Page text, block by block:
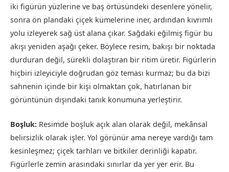
iki figürün yüzlerine ve baş örtüsündeki desenlere yönelir,
sonra ön plandaki çiçek kümelerine iner, ardından kıvrımlı
yolu izleyerek sağ üst alana çıkar. Sağdaki eğilmiş figür bu
akışı yeniden aşağı çeker. Böylece resim, bakışı bir noktada
durduran değil, sürekli dolaştıran bir ritim üretir. Figürlerin
hiçbiri izleyiciyle doğrudan göz teması kurmaz; bu da bizi
sahnenin içinde bir kişi olmaktan çok, hatırlanan bir
görüntünün dışındaki tanık konumuna yerleştirir.
Boşluk: Resimde boşluk açık alan olarak değil, mekânsal
belirsizlik olarak işler. Yol görünür ama nereye vardığı tam
kesinleşmez; çiçek tarhları ve bitkiler derinliği kapatır.
Figürlerle zemin arasındaki sınırlar da yer yer erir. Bu